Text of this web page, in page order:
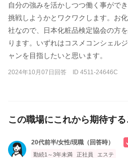
自分の強みを活かしつつ働く事がで
挑戦しようかとワクワクします。お
社なので、日本化粧品検定協会の方
ります。いずれはコスメコンシェル
ャンを目指したいと思います。
2024年10月07日回答 ID 4511-24646C
この職場にこれから期待す
20代前半/女性/現職（回答時）
勤続1～3年未満
正社員 エステ